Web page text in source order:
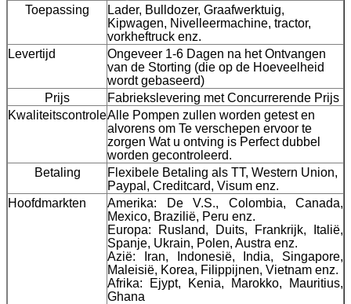
Toepassing
Lader, Bulldozer, Graafwerktuig,
Kipwagen, Nivelleermachine, tractor,
vorkheftruck enz.
Levertijd
Ongeveer 1-6 Dagen na het Ontvangen
van de Storting (die op de Hoeveelheid
wordt gebaseerd)
Prijs
Fabriekslevering met Concurrerende Prijs
KwaliteitscontroleAlle Pompen zullen worden getest en
alvorens om Te verschepen ervoor te
zorgen Wat u ontving is Perfect dubbel
worden gecontroleerd.
Betaling
Flexibele Betaling als TT, Western Union,
Paypal, Creditcard, Visum enz.
Hoofdmarkten
Amerika: De V.S., Colombia, Canada,
Mexico, Brazilië, Peru enz.
Europa: Rusland, Duits, Frankrijk, Italië,
Spanje, Ukrain, Polen, Austra enz.
Azië: Iran, Indonesië, India, Singapore,
Maleisië, Korea, Filippijnen, Vietnam enz.
Afrika: Ejypt, Kenia, Marokko, Mauritius,
Ghana